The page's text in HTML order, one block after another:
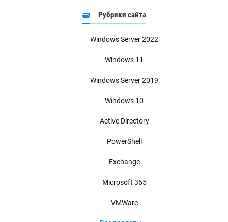
Рубрики сайта
Windows Server 2022
Windows 11
Windows Server 2019
Windows 10
Active Directory
PowerShell
Exchange
Microsoft 365
VMWare